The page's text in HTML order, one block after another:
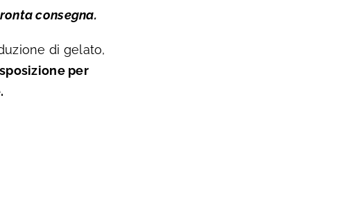
consegna.
di gelato,
per